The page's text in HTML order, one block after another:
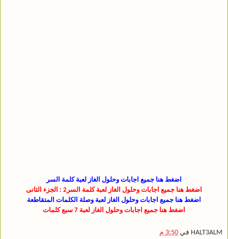
اضغط هنا جميع اجابات وحلول الغاز لعبة كلمة السر
اضغط هنا جميع اجابات وحلول الغاز لعبة كلمة السر2 : الجزء الثانى
اضغط هنا جميع اجابات وحلول الغاز لعبة وصلة الكلمات المتقاطعة
اضغط هنا جميع اجابات وحلول الغاز لعبة 7 سبع كلمات
HALT3ALM في 3:50 م